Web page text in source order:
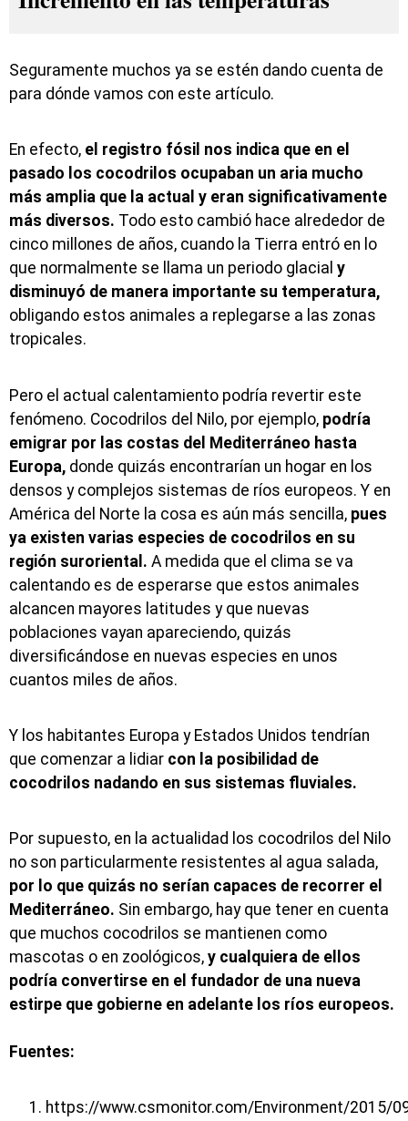
Seguramente muchos ya se estén dando cuenta de
para dónde vamos con este artículo.
En efecto, el registro fósil nos indica que en el
pasado los cocodrilos ocupaban un aria mucho
más amplia que la actual y eran significativamente
más diversos. Todo esto cambió hace alrededor de
cinco millones de años, cuando la Tierra entró en lo
que normalmente se llama un periodo glacial y
disminuyó de manera importante su temperatura,
obligando estos animales a replegarse a las zonas
tropicales.
Pero el actual calentamiento podría revertir este
fenómeno. Cocodrilos del Nilo, por ejemplo, podría
emigrar por las costas del Mediterráneo hasta
Europa, donde quizás encontrarían un hogar en los
densos y complejos sistemas de ríos europeos. Y en
América del Norte la cosa es aún más sencilla, pues
ya existen varias especies de cocodrilos en su
región suroriental. A medida que el clima se va
calentando es de esperarse que estos animales
alcancen mayores latitudes y que nuevas
poblaciones vayan apareciendo, quizás
diversificándose en nuevas especies en unos
cuantos miles de años.
Y los habitantes Europa y Estados Unidos tendrían
que comenzar a lidiar con la posibilidad de
cocodrilos nadando en sus sistemas fluviales.
Por supuesto, en la actualidad los cocodrilos del Nilo
no son particularmente resistentes al agua salada,
por lo que quizás no serían capaces de recorrer el
Mediterráneo. Sin embargo, hay que tener en cuenta
que muchos cocodrilos se mantienen como
mascotas o en zoológicos, y cualquiera de ellos
podría convertirse en el fundador de una nueva
estirpe que gobierne en adelante los ríos europeos.
Fuentes:
https://www.csmonitor.com/Environment/2015/